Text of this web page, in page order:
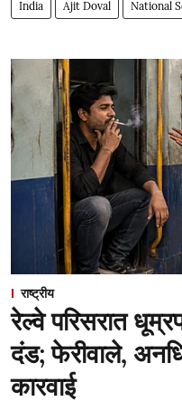
India Ajit Doval National
राष्ट्रीय
रेल्वे परिसरात
दंड; फेरीवाले,
कारवाई